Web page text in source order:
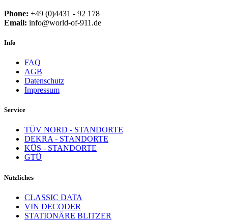
Phone: +49 (0)4431 - 92 178
Email: info@world-of-911.de
Info
FAQ
AGB
Datenschutz
Impressum
Service
TÜV NORD - STANDORTE
DEKRA - STANDORTE
KÜS - STANDORTE
GTÜ
Nützliches
CLASSIC DATA
VIN DECODER
STATIONÄRE BLITZER